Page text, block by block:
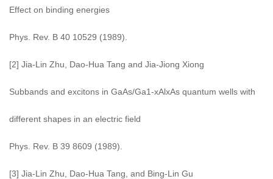
Effect on binding energies
Phys. Rev. B 40 10529 (1989).
[2] Jia-Lin Zhu, Dao-Hua Tang and Jia-Jiong Xiong
Subbands and excitons in GaAs/Ga1-xAlxAs quantum wells with
different shapes in an electric field
Phys. Rev. B 39 8609 (1989).
[3] Jia-Lin Zhu, Dao-Hua Tang, and Bing-Lin Gu